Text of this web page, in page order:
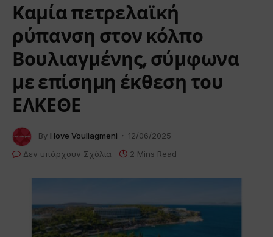
Καμία πετρελαϊκή
ρύπανση στον κόλπο
Βουλιαγμένης, σύμφωνα
με επίσημη έκθεση του
ΕΛΚΕΘΕ
By I love Vouliagmeni
12/06/2025
Δεν υπάρχουν Σχόλια
2 Mins Read